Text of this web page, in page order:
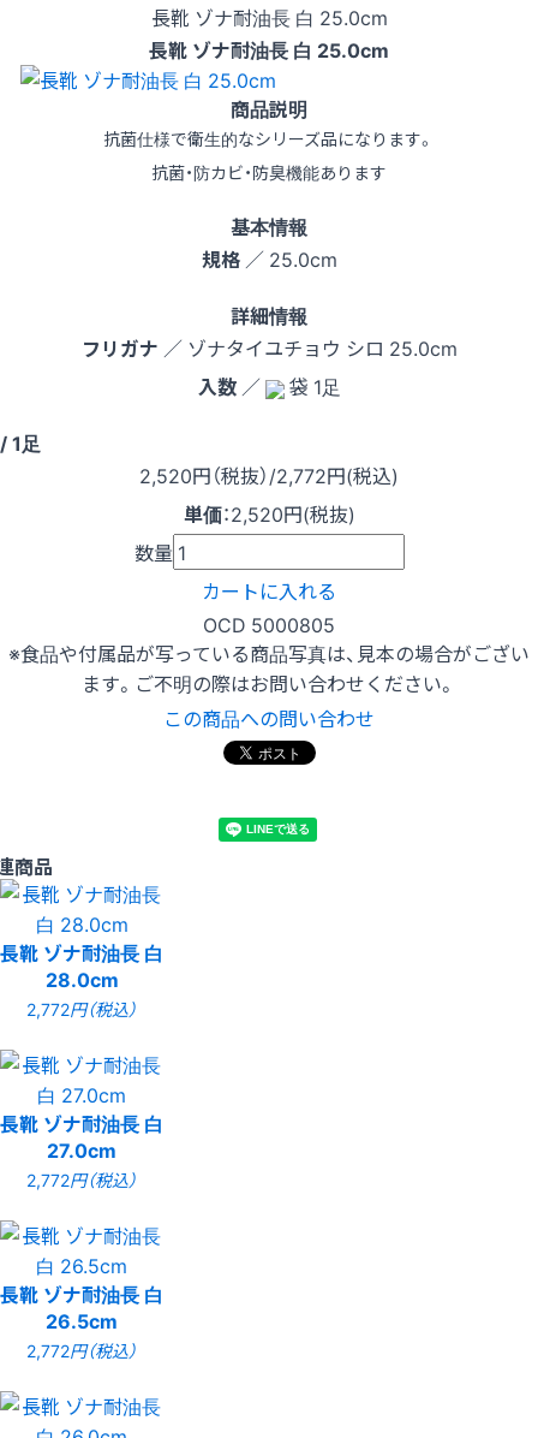
長靴 ゾナ耐油長 白 25.0cm
長靴 ゾナ耐油長 白 25.0cm
商品説明
抗菌仕様で衛生的なシリーズ品になります。
抗菌・防カビ・防臭機能あります
基本情報
規格／ 25.0cm
詳細情報
フリガナ ／ ゾナタイユチョウ シロ 25.0cm
入数／
袋 1足
1足
2,520円（税抜）/2,772円(税込)
単価：2,520円(税抜)
数量
カートに入れる
OCD 5000805
※食品や付属品が写っている商品写真は、見本の場合がござい
ます。ご不明の際はお問い合わせください。
この商品への問い合わせ
商品
長靴 ゾナ耐油長 白
28.0cm
2,772円（税込）
長靴 ゾナ耐油長 白
27.0cm
2,772円（税込）
長靴 ゾナ耐油長 白
26.5cm
2,772円（税込）